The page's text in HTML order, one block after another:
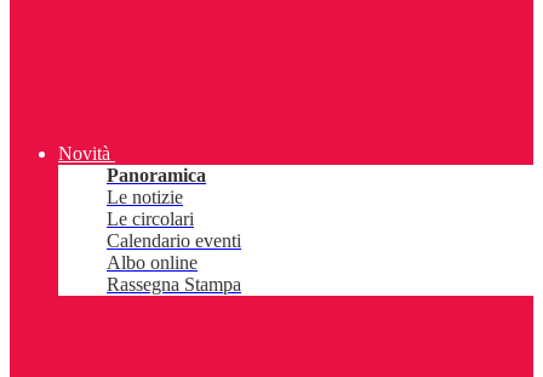
Novità
Panoramica
Le notizie
Le circolari
Calendario eventi
Albo online
Rassegna Stampa